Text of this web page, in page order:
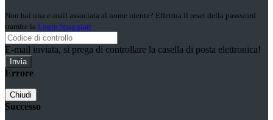
Non hai una e-mail associata al nome utente? Effettua il reset della password
tramite la Login Spaggiari
E-mail inviata, si prega di controllare la casella di posta elettronica!
Errore
Chiudi
Successo